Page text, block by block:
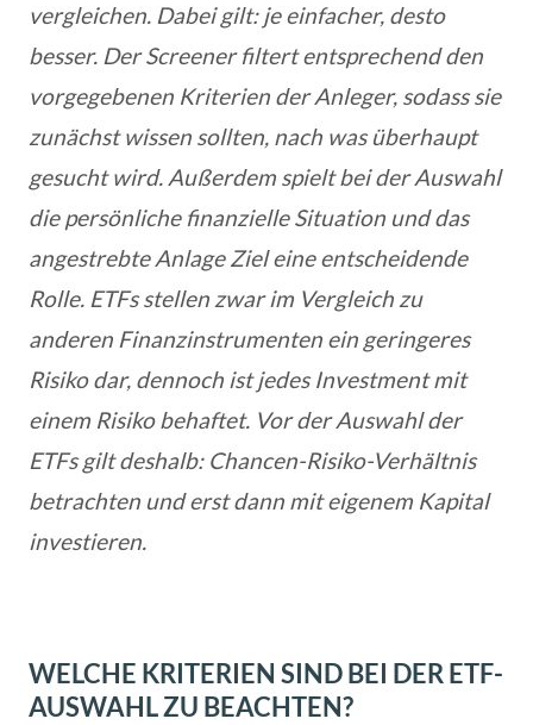
vergleichen. Dabei gilt: je einfacher, desto
besser. Der Screener filtert entsprechend den
vorgegebenen Kriterien der Anleger, sodass sie
zunächst wissen sollten, nach was überhaupt
gesucht wird. Außerdem spielt bei der Auswahl
die persönliche finanzielle Situation und das
angestrebte Anlage Ziel eine entscheidende
Rolle. ETFs stellen zwar im Vergleich zu
anderen Finanzinstrumenten ein geringeres
Risiko dar, dennoch ist jedes Investment mit
einem Risiko behaftet. Vor der Auswahl der
ETFs gilt deshalb: Chancen-Risiko-Verhältnis
betrachten und erst dann mit eigenem Kapital
investieren.
WELCHE KRITERIEN SIND BEI DER ETF-
AUSWAHL ZU BEACHTEN?